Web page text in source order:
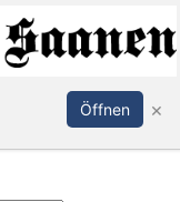
Anmelden
Öffnen ×